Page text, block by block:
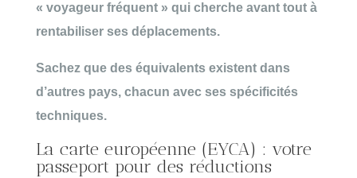
« voyageur fréquent » qui cherche avant tout à
rentabiliser ses déplacements.
Sachez que des équivalents existent dans
d’autres pays, chacun avec ses spécificités
techniques.
La carte européenne (EYCA) : votre
passeport pour des réductions